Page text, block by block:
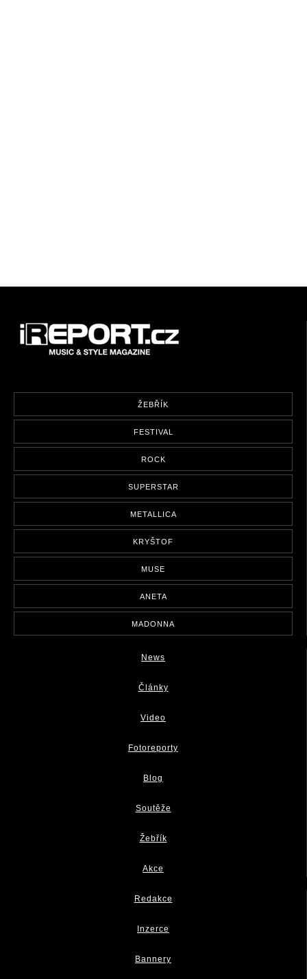
ŽEBŘÍK
FESTIVAL
ROCK
SUPERSTAR
METALLICA
KRYŠTOF
MUSE
ANETA
MADONNA
News
Články
Video
Fotoreporty
Blog
Soutěže
Žebřík
Akce
Redakce
Inzerce
Bannery